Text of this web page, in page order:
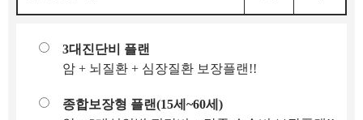
3대진단비 플랜
암 + 뇌질환 + 심장질환 보장플랜!!
종합보장형 플랜(15세~60세)